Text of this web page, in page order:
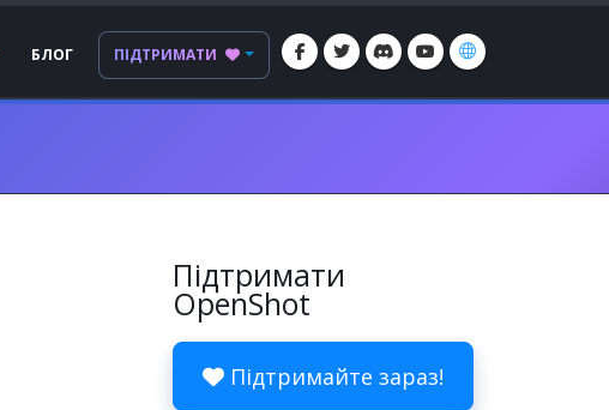
БЛОГ ПІДТРИМАТИ
Підтримати
OpenShot
Підтримайте зараз!